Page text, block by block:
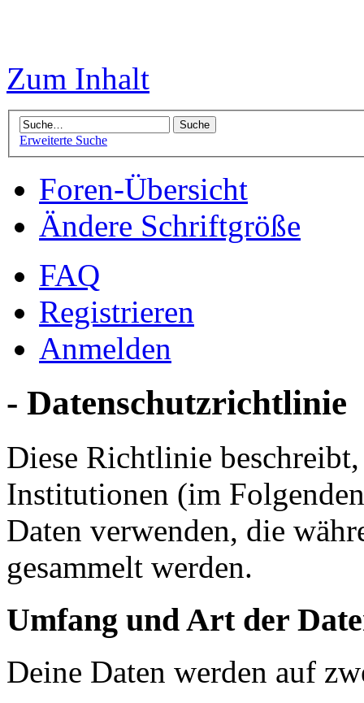
Zum Inhalt
Erweiterte Suche
Foren-Übersicht
Ändere Schriftgröße
FAQ
Registrieren
Anmelden
- Datenschutzrichtlinie
Diese Richtlinie
Institutionen (im
Daten verwenden, die
gesammelt werden.
Umfang und Art der
Deine Daten werden auf